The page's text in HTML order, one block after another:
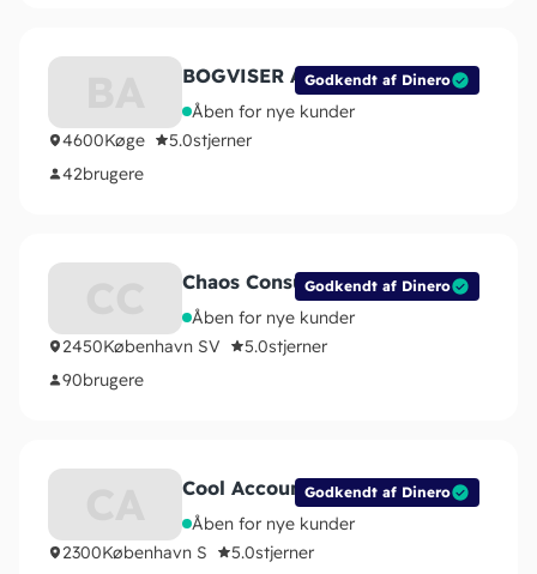
Godkendt af Dinero
BOGVISER ApS
Åben for nye kunder
4600Køge 5.0stjerner
42brugere
Godkendt af Dinero
Chaos Consulting Group
Åben for nye kunder
2450København SV 5.0stjerner
90brugere
Godkendt af Dinero
Cool Accounts ApS
Åben for nye kunder
2300København S 5.0stjerner